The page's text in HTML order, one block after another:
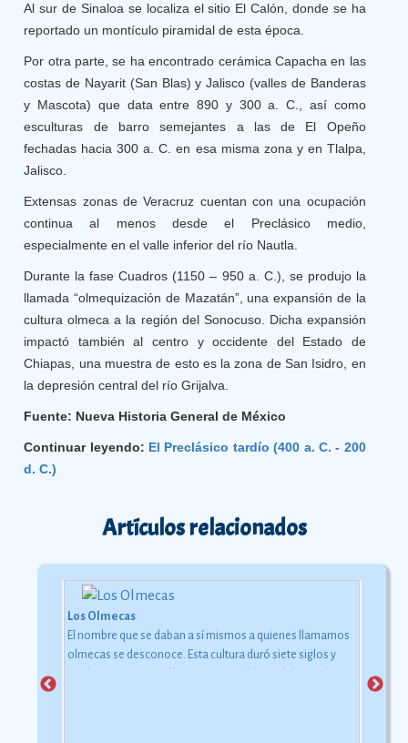
Al sur de Sinaloa se localiza el sitio El Calón, donde se ha
reportado un montículo piramidal de esta época.
Por otra parte, se ha encontrado cerámica Capacha en las
costas de Nayarit (San Blas) y Jalisco (valles de Banderas
y Mascota) que data entre 890 y 300 a. C., así como
esculturas de barro semejantes a las de El Opeño
fechadas hacia 300 a. C. en esa misma zona y en Tlalpa,
Jalisco.
Extensas zonas de Veracruz cuentan con una ocupación
continua al menos desde el Preclásico medio,
especialmente en el valle inferior del río Nautla.
Durante la fase Cuadros (1150 – 950 a. C.), se produjo la
llamada “olmequización de Mazatán”, una expansión de la
cultura olmeca a la región del Sonocuso. Dicha expansión
impactó también al centro y occidente del Estado de
Chiapas, una muestra de esto es la zona de San Isidro, en
la depresión central del río Grijalva.
Fuente: Nueva Historia General de México
Continuar leyendo: El Preclásico tardío (400 a. C. - 200
d. C.)
Artículos relacionados
Los Olmecas
El nombre que se daban a sí mismos a quienes llamamos
olmecas se desconoce. Esta cultura duró siete siglos y